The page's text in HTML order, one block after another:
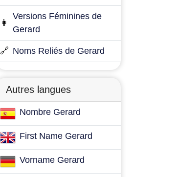
👩
Versions Féminines de
Gerard
🔗 Noms Reliés de Gerard
Autres langues
Nombre Gerard
First Name Gerard
Vorname Gerard